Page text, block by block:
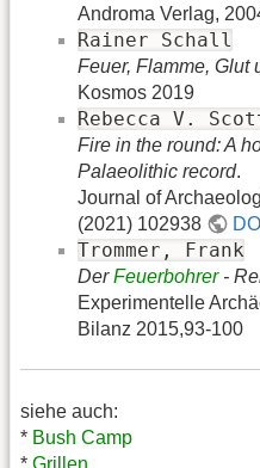
Androma Verlag,
Rainer Schall
Feuer, Flamme, Glut
Kosmos 2019
Rebecca V.
Fire in the round: A
Palaeolithic record.
Journal of
(2021) 102938
DOI
Trommer, Frank
DerFeuerbohrer-
Experimentelle
Bilanz 2015,93-100
siehe auch:
* Bush Camp
* Grillen